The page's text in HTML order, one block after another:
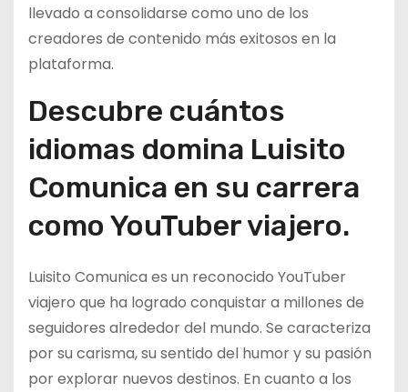
llevado a consolidarse como uno de los
creadores de contenido más exitosos en la
plataforma.
Descubre cuántos
idiomas domina Luisito
Comunica en su carrera
como YouTuber viajero.
Luisito Comunica es un reconocido YouTuber
viajero que ha logrado conquistar a millones de
seguidores alrededor del mundo. Se caracteriza
por su carisma, su sentido del humor y su pasión
por explorar nuevos destinos. En cuanto a los